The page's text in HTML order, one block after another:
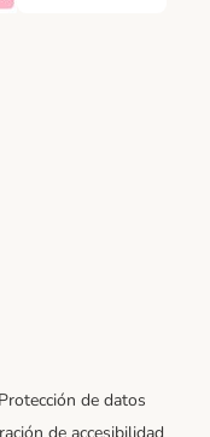
Method
Payment Method
Method
Protección de datos